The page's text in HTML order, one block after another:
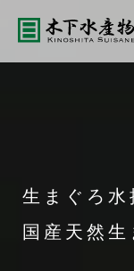
生まぐろ水
国産天然